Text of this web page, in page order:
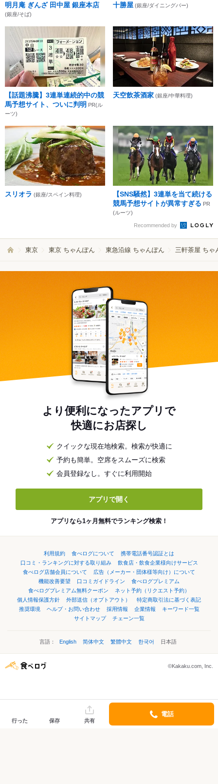
明月庵 ぎんざ 田中屋 銀座本店
(銀座/そば)
十勝屋 (銀座/ダイニングバー)
【話題沸騰】3連単連続的中の競
馬予想サイト、ついに判明 PR(ル
ーツ)
天空飲茶酒家 (銀座/中華料理)
スリオラ (銀座/スペイン料理)
【SNS騒然】3連単を当て続ける
競馬予想サイトが異常すぎる PR
(ルーツ)
Recommended by
東京 東京 ちゃんぽん 東急沿線 ちゃんぽん 三軒茶屋 ちゃ
より便利になったアプリで
快適にお店探し
クイックな現在地検索。検索が快適に
予約も簡単。空席をスムーズに検索
会員登録なし。すぐに利用開始
アプリで開く
アプリなら1ヶ月無料でランキング検索！
利用規約 食べログについて
携帯電話番号認証とは
口コミ・ランキングに対する取り組み
飲食店・飲食企業様向けサービス
食べログ店舗会員について
広告（メーカー・団体様等向け）について
機能改善要望
口コミガイドライン
食べログプレミアム
食べログプレミアム無料クーポン
ネット予約（リクエスト予約）
個人情報保護方針
外部送信（オプトアウト）
特定商取引法に基づく表記
推奨環境
ヘルプ・お問い合わせ 採用情報 企業情報
キーワード一覧
サイトマップ
チェーン一覧
言語： English 简体中文 繁體中文 한국어 日本語
©Kakaku.com, Inc.
行った 保存 共有
電話